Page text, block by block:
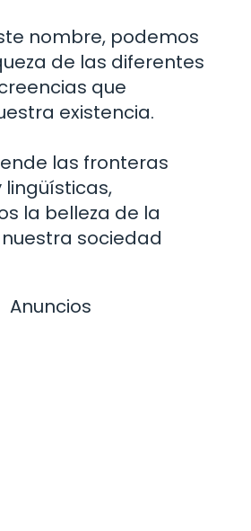
nombre, podemos
de las diferentes
que
existencia.
las fronteras
la belleza de la
sociedad
Anuncios